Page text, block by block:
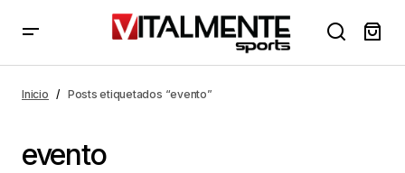
Inicio Posts etiquetados “evento”
evento